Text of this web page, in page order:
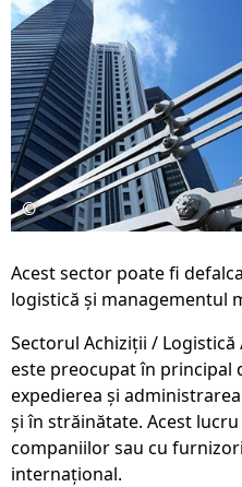
©
Acest sector poate fi
logistică și managementul
Sectorul Achiziții /
este preocupat în principal
expedierea și
și în străinătate. Acest
companiilor sau cu
internațional.